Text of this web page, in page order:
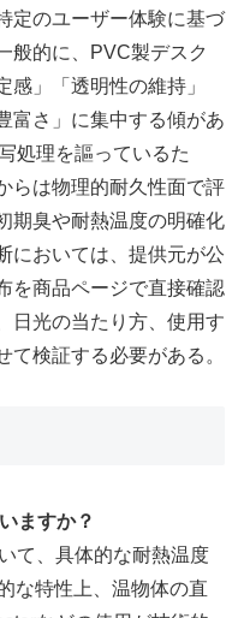
定のユーザー体験に基づ
般的に、PVC製デスク
」「透明性の維持」
富さ」に集中する傾があ
処理を謳っているた
らは物理的耐久性面で評
期臭や耐熱温度の明確化
においては、提供元が公
を商品ページで直接確認
日光の当たり方、使用す
て検証する必要がある。
ますか？
て、具体的な耐熱温度
な特性上、温物体の直